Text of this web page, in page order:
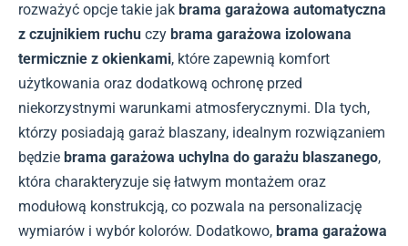
rozważyć opcje takie jak brama garażowa automatyczna
z czujnikiem ruchu czy brama garażowa izolowana
termicznie z okienkami, które zapewnią komfort
użytkowania oraz dodatkową ochronę przed
niekorzystnymi warunkami atmosferycznymi. Dla tych,
którzy posiadają garaż blaszany, idealnym rozwiązaniem
będzie brama garażowa uchylna do garażu blaszanego,
która charakteryzuje się łatwym montażem oraz
modułową konstrukcją, co pozwala na personalizację
wymiarów i wybór kolorów. Dodatkowo, brama garażowa